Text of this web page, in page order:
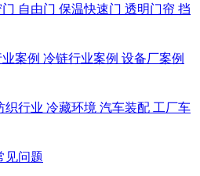
自由门 保温快速门 透明门帘 挡
案例 冷链行业案例 设备厂案例
织行业 冷藏环境 汽车装配 工厂车
见问题